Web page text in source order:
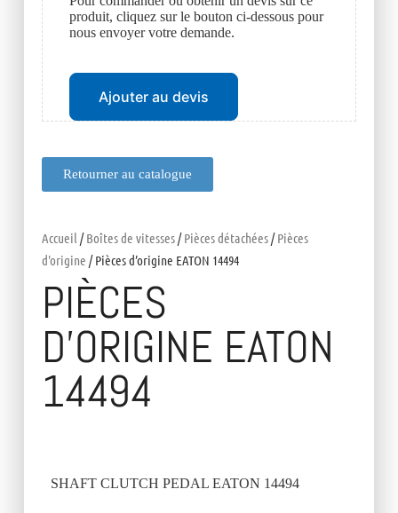
Retourner au catalogue
Accueil /Boîtes de vitesses/Pièces détachées/Pièces
d'origine / Pièces d’origine EATON 14494
PIÈCES
D’ORIGINE EATON
14494
SHAFT CLUTCH PEDAL EATON 14494
produit, cliquez sur le bouton ci-dessous pour
nous envoyer votre demande.
Ajouter au devis